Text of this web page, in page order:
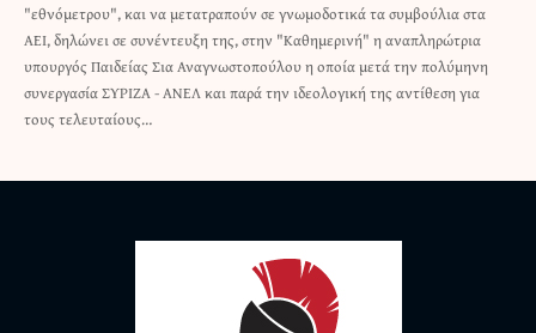
"εθνόμετρου", και να μετατραπούν σε γνωμοδοτικά τα συμβούλια στα
ΑΕΙ, δηλώνει σε συνέντευξη της, στην "Καθημερινή" η αναπληρώτρια
υπουργός Παιδείας Σια Αναγνωστοπούλου η οποία μετά την πολύμηνη
συνεργασία ΣΥΡΙΖΑ - ΑΝΕΛ και παρά την ιδεολογική της αντίθεση για
τους τελευταίους…